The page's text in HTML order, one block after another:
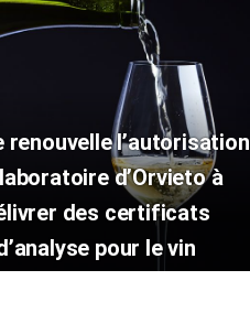
renouvelle l’autorisation
d’Orvieto à
des certificats
pour le vin